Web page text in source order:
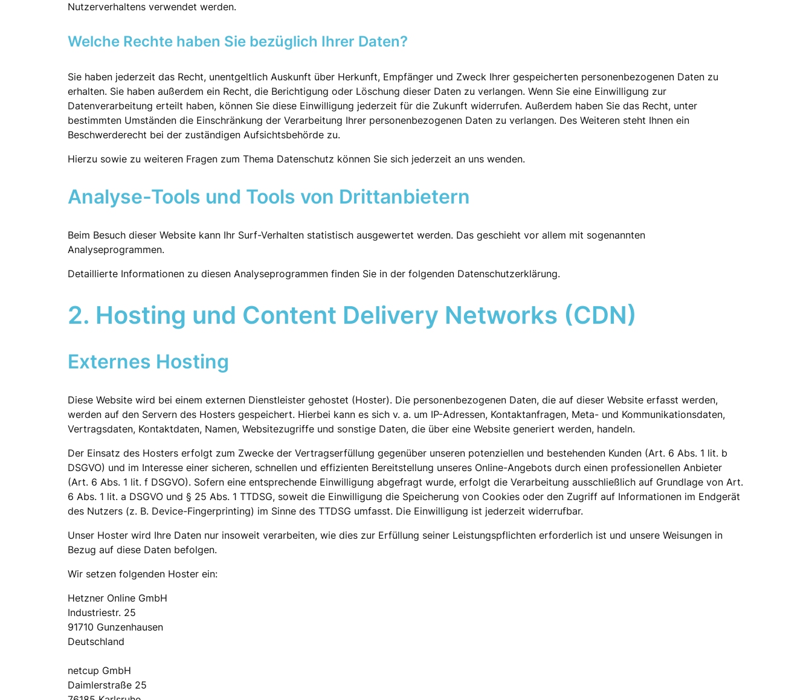
Nutzerverhaltens verwendet werden.
Welche Rechte haben Sie bezüglich Ihrer Daten?
Sie haben jederzeit das Recht, unentgeltlich Auskunft über Herkunft, Empfänger und Zweck Ihrer gespeicherten personenbezogenen Daten zu
erhalten. Sie haben außerdem ein Recht, die Berichtigung oder Löschung dieser Daten zu verlangen. Wenn Sie eine Einwilligung zur
Datenverarbeitung erteilt haben, können Sie diese Einwilligung jederzeit für die Zukunft widerrufen. Außerdem haben Sie das Recht, unter
bestimmten Umständen die Einschränkung der Verarbeitung Ihrer personenbezogenen Daten zu verlangen. Des Weiteren steht Ihnen ein
Beschwerderecht bei der zuständigen Aufsichtsbehörde zu.
Hierzu sowie zu weiteren Fragen zum Thema Datenschutz können Sie sich jederzeit an uns wenden.
Analyse-Tools und Tools von Dritt­anbietern
Beim Besuch dieser Website kann Ihr Surf-Verhalten statistisch ausgewertet werden. Das geschieht vor allem mit sogenannten
Analyseprogrammen.
Detaillierte Informationen zu diesen Analyseprogrammen finden Sie in der folgenden Datenschutzerklärung.
2. Hosting und Content Delivery Networks (CDN)
Externes Hosting
Diese Website wird bei einem externen Dienstleister gehostet (Hoster). Die personenbezogenen Daten, die auf dieser Website erfasst werden,
werden auf den Servern des Hosters gespeichert. Hierbei kann es sich v. a. um IP-Adressen, Kontaktanfragen, Meta- und Kommunikationsdaten,
Vertragsdaten, Kontaktdaten, Namen, Websitezugriffe und sonstige Daten, die über eine Website generiert werden, handeln.
Der Einsatz des Hosters erfolgt zum Zwecke der Vertragserfüllung gegenüber unseren potenziellen und bestehenden Kunden (Art. 6 Abs. 1 lit. b
DSGVO) und im Interesse einer sicheren, schnellen und effizienten Bereitstellung unseres Online-Angebots durch einen professionellen Anbieter
(Art. 6 Abs. 1 lit. f DSGVO). Sofern eine entsprechende Einwilligung abgefragt wurde, erfolgt die Verarbeitung ausschließlich auf Grundlage von Art.
6 Abs. 1 lit. a DSGVO und § 25 Abs. 1 TTDSG, soweit die Einwilligung die Speicherung von Cookies oder den Zugriff auf Informationen im Endgerät
des Nutzers (z. B. Device-Fingerprinting) im Sinne des TTDSG umfasst. Die Einwilligung ist jederzeit widerrufbar.
Unser Hoster wird Ihre Daten nur insoweit verarbeiten, wie dies zur Erfüllung seiner Leistungspflichten erforderlich ist und unsere Weisungen in
Bezug auf diese Daten befolgen.
Wir setzen folgenden Hoster ein:
Hetzner Online GmbH
Industriestr. 25
91710 Gunzenhausen
Deutschland
netcup GmbH
Daimlerstraße 25